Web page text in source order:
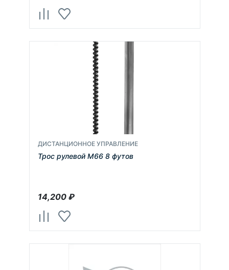
ДИСТАНЦИОННОЕ УПРАВЛЕНИЕ
Трос рулевой М66 8 футов
14,200₽